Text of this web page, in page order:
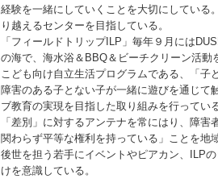
経験を一緒にしていくことを大切にしている
り越えるセンターを目指している。
「フィールドトリップILP」毎年９月には
の海で、海水浴＆BBQ＆ビーチクリーン活動
こども向け自立生活プログラムである、「子
障害のある子とない子が一緒に遊びを通じて
ブ教育の実現を目指した取り組みを行っている
「差別」に対するアンテナを常にはり、障
関わらず平等な権利を持っている」ことを地
後世を担う若手にイベントやピアカン、ILP
けを意識している。